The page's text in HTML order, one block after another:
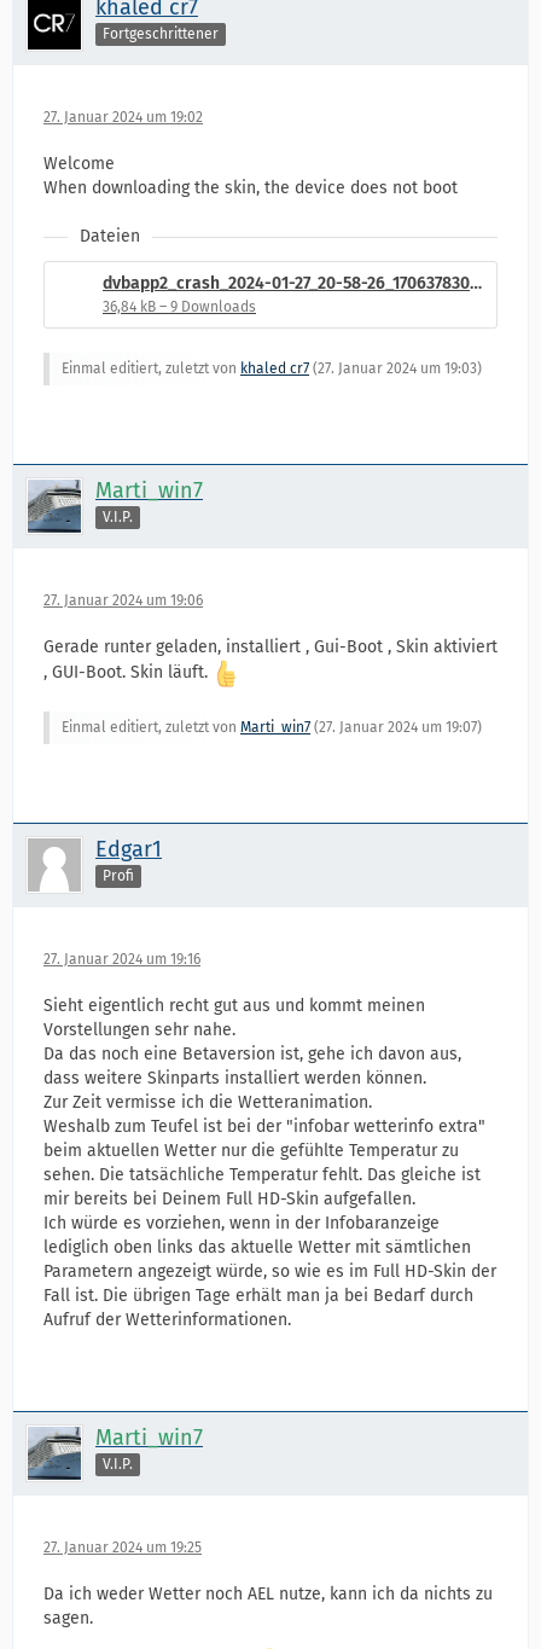
khaled cr7
Fortgeschrittener
27. Januar 2024 um 19:02
Welcome
When downloading the skin, the device does not boot
Dateien
dvbapp2_crash_2024-01-27_20-58-26_1706378306.log
36,84 kB – 9 Downloads
Einmal editiert, zuletzt von khaled cr7 (27. Januar 2024 um 19:03)
Marti_win7
V.I.P.
27. Januar 2024 um 19:06
Gerade runter geladen, installiert , Gui-Boot , Skin aktiviert
, GUI-Boot. Skin läuft.
Einmal editiert, zuletzt von Marti_win7 (27. Januar 2024 um 19:07)
Edgar1
Profi
27. Januar 2024 um 19:16
Sieht eigentlich recht gut aus und kommt meinen
Vorstellungen sehr nahe.
Da das noch eine Betaversion ist, gehe ich davon aus,
dass weitere Skinparts installiert werden können.
Zur Zeit vermisse ich die Wetteranimation.
Weshalb zum Teufel ist bei der "infobar wetterinfo extra"
beim aktuellen Wetter nur die gefühlte Temperatur zu
sehen. Die tatsächliche Temperatur fehlt. Das gleiche ist
mir bereits bei Deinem Full HD-Skin aufgefallen.
Ich würde es vorziehen, wenn in der Infobaranzeige
lediglich oben links das aktuelle Wetter mit sämtlichen
Parametern angezeigt würde, so wie es im Full HD-Skin der
Fall ist. Die übrigen Tage erhält man ja bei Bedarf durch
Aufruf der Wetterinformationen.
Marti_win7
V.I.P.
27. Januar 2024 um 19:25
Da ich weder Wetter noch AEL nutze, kann ich da nichts zu
sagen.